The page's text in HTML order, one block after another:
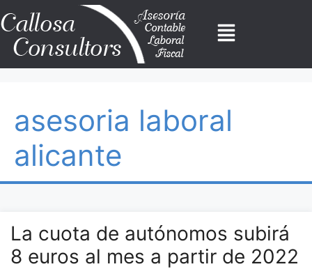
asesoria laboral
alicante
La cuota de autónomos subirá
8 euros al mes a partir de 2022